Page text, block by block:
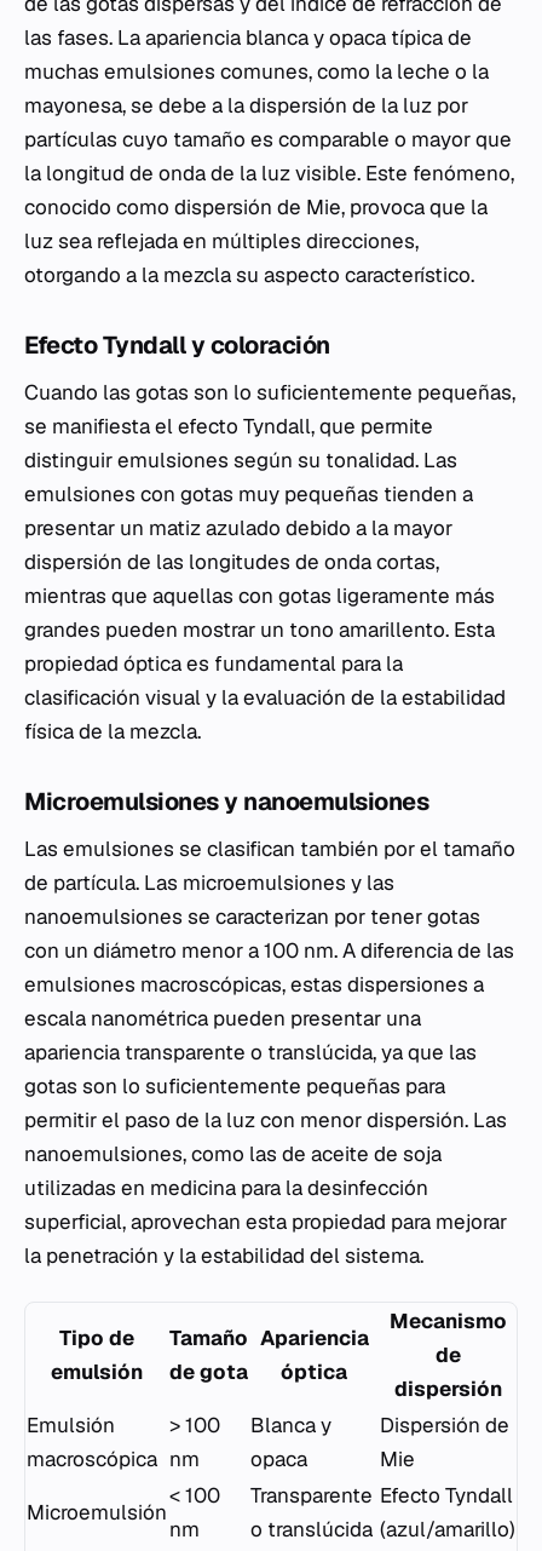
las fases. La apariencia blanca y opaca típica de
muchas emulsiones comunes, como la leche o la
mayonesa, se debe a la dispersión de la luz por
partículas cuyo tamaño es comparable o mayor que
la longitud de onda de la luz visible. Este fenómeno,
conocido como dispersión de Mie, provoca que la
luz sea reflejada en múltiples direcciones,
otorgando a la mezcla su aspecto característico.
Efecto Tyndall y coloración
Cuando las gotas son lo suficientemente pequeñas,
se manifiesta el efecto Tyndall, que permite
distinguir emulsiones según su tonalidad. Las
emulsiones con gotas muy pequeñas tienden a
presentar un matiz azulado debido a la mayor
dispersión de las longitudes de onda cortas,
mientras que aquellas con gotas ligeramente más
grandes pueden mostrar un tono amarillento. Esta
propiedad óptica es fundamental para la
clasificación visual y la evaluación de la estabilidad
física de la mezcla.
Microemulsiones y nanoemulsiones
Las emulsiones se clasifican también por el tamaño
de partícula. Las microemulsiones y las
nanoemulsiones se caracterizan por tener gotas
con un diámetro menor a 100 nm. A diferencia de las
emulsiones macroscópicas, estas dispersiones a
escala nanométrica pueden presentar una
apariencia transparente o translúcida, ya que las
gotas son lo suficientemente pequeñas para
permitir el paso de la luz con menor dispersión. Las
nanoemulsiones, como las de aceite de soja
utilizadas en medicina para la desinfección
superficial, aprovechan esta propiedad para mejorar
la penetración y la estabilidad del sistema.
Tipo de
emulsión
Tamaño
de gota
Apariencia
óptica
Mecanismo
de
dispersión
Emulsión
macroscópica
> 100
nm
Blanca y
opaca
Dispersión de
Mie
Microemulsión
< 100
nm
Transparente
o translúcida
Efecto Tyndall
(azul/amarillo)